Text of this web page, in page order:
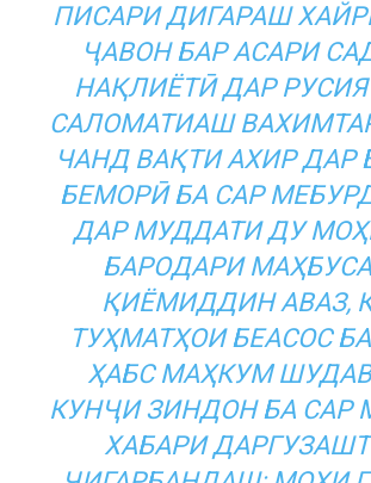
ПИСАРИ ДИГАРАШ
ҶАВОН БАР АСАРИ
НАҚЛИЁТӢ ДАР
САЛОМАТИАШ
ЧАНД ВАҚТИ АХИР ДАР
БЕМОРӢ БА САР
ДАР МУДДАТИ ДУ
БАРОДАРИ
ҚИЁМИДДИН АВАЗ,
ТУҲМАТҲОИ БЕАСОС
ҲАБС МАҲКУМ
КУНҶИ ЗИНДОН БА САР
ХАБАРИ